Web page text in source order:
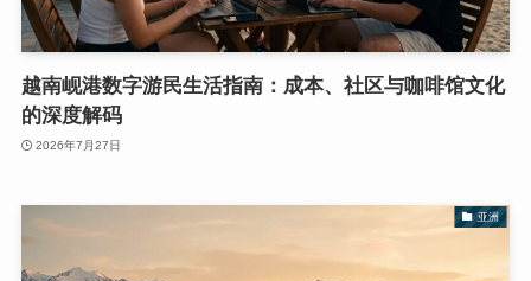
越南岘港数字游民生活指南：成本、社区与咖啡馆文化
的深度解码
2026年7月27日
亚洲